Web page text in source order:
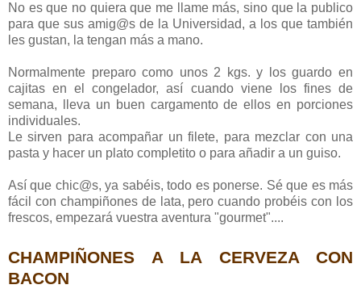
No es que no quiera que me llame más, sino que la publico
para que sus amig@s de la Universidad, a los que también
les gustan, la tengan más a mano.
Normalmente preparo como unos 2 kgs. y los guardo en
cajitas en el congelador, así cuando viene los fines de
semana, lleva un buen cargamento de ellos en porciones
individuales.
Le sirven para acompañar un filete, para mezclar con una
pasta y hacer un plato completito o para añadir a un guiso.
Así que chic@s, ya sabéis, todo es ponerse. Sé que es más
fácil con champiñones de lata, pero cuando probéis con los
frescos, empezará vuestra aventura "gourmet"....
CHAMPIÑONES A LA CERVEZA CON
BACON